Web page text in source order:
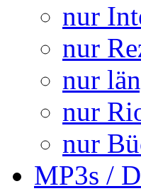
nur
nur
nur
nur
nur
MP3s /